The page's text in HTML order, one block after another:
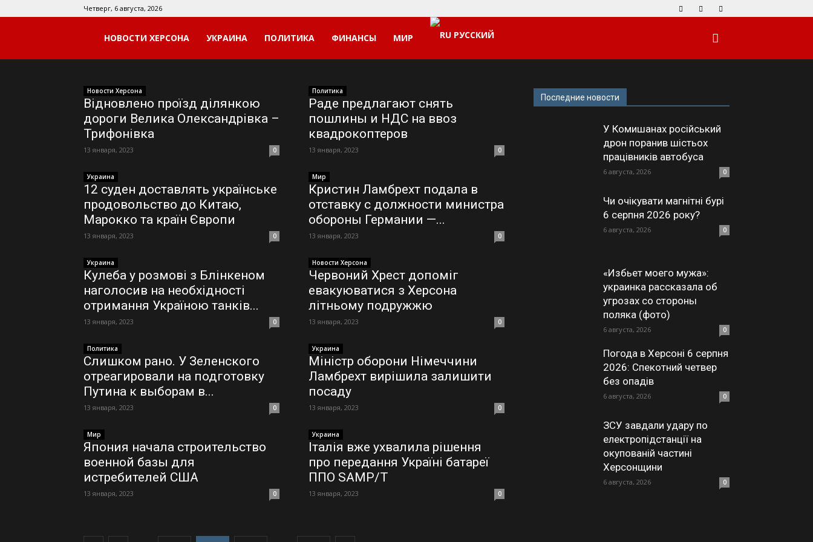
Четверг, 6 августа, 2026
МойНОВОСТИ ХЕРСОНА УКРАИНА ПОЛИТИКА ФИНАНСЫ МИР РУССКИЙ
Новости Херсона
Відновлено проїзд ділянкою
дороги Велика Олександрівка –
Трифонівка
13 января, 2023 0
Политика
Раде предлагают снять
пошлины и НДС на ввоз
квадрокоптеров
13 января, 2023 0
Украина
12 суден доставлять українське
продовольство до Китаю,
Марокко та країн Європи
13 января, 2023 0
Мир
Кристин Ламбрехт подала в
отставку с должности министра
обороны Германии —...
13 января, 2023 0
Украина
Кулеба у розмові з Блінкеном
наголосив на необхідності
отримання Україною танків...
13 января, 2023 0
Новости Херсона
Червоний Хрест допоміг
евакуюватися з Херсона
літньому подружжю
13 января, 2023 0
Политика
Слишком рано. У Зеленского
отреагировали на подготовку
Путина к выборам в...
13 января, 2023 0
Украина
Міністр оборони Німеччини
Ламбрехт вирішила залишити
посаду
13 января, 2023 0
Мир
Япония начала строительство
военной базы для
истребителей США
13 января, 2023 0
Украина
Італія вже ухвалила рішення
про передання Україні батареї
ППО SAMP/T
13 января, 2023 0
Последние новости
У Комишанах російський
дрон поранив шістьох
працівників автобуса
6 августа, 2026 0
Чи очікувати магнітні бурі
6 серпня 2026 року?
6 августа, 2026 0
«Избьет моего мужа»:
украинка рассказала об
угрозах со стороны
поляка (фото)
6 августа, 2026 0
Погода в Херсоні 6 серпня
2026: Спекотний четвер
без опадів
6 августа, 2026 0
ЗСУ завдали удару по
електропідстанції на
окупованій частині
Херсонщини
6 августа, 2026 0